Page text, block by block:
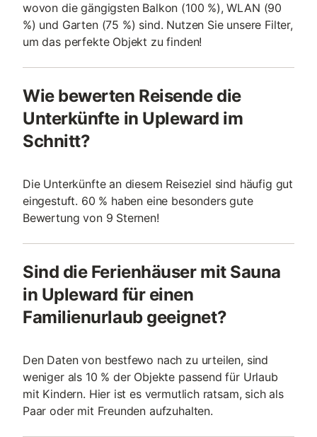
wovon die gängigsten Balkon (100 %), WLAN (90
%) und Garten (75 %) sind. Nutzen Sie unsere Filter,
um das perfekte Objekt zu finden!
Wie bewerten Reisende die
Unterkünfte in Upleward im
Schnitt?
Die Unterkünfte an diesem Reiseziel sind häufig gut
eingestuft. 60 % haben eine besonders gute
Bewertung von 9 Sternen!
Sind die Ferienhäuser mit Sauna
in Upleward für einen
Familienurlaub geeignet?
Den Daten von bestfewo nach zu urteilen, sind
weniger als 10 % der Objekte passend für Urlaub
mit Kindern. Hier ist es vermutlich ratsam, sich als
Paar oder mit Freunden aufzuhalten.